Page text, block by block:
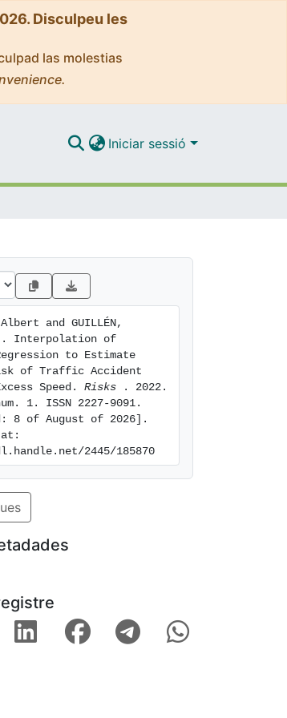
Disculpeu les
las molestias
Iniciar sessió
Albert and GUILLÉN,
Interpolation of
to Estimate
of Traffic Accident
Speed. Risks
. 2022.
1. ISSN 2227-9091.
8 of August of 2026].
2445/185870